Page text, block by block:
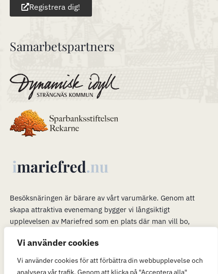
Vi använder cookies
Vi använder cookies för att förbättra din webbupplevelse och
analysera vår trafik. Genom att klicka på "Acceptera alla"
Registrera dig!
Samarbetspartners
Besöksnäringen är bärare av vårt varumärke. Genom att
skapa attraktiva evenemang bygger vi långsiktigt
upplevelsen av Mariefred som en plats där man vill bo,
bara ett trevligt besök. När många är i Mariefred kan vi
passa på att marknadsföra möjligheterna att flytta hit och
(eller) verka här.